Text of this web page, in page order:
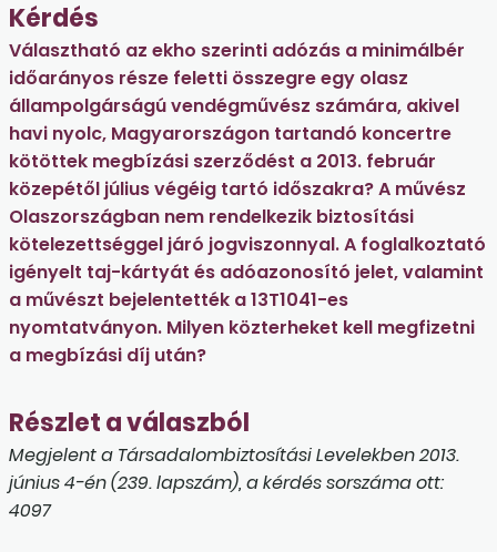
Kérdés
Választható az ekho szerinti adózás a minimálbér
időarányos része feletti összegre egy olasz
állampolgárságú vendégművész számára, akivel
havi nyolc, Magyarországon tartandó koncertre
kötöttek megbízási szerződést a 2013. február
közepétől július végéig tartó időszakra? A művész
Olaszországban nem rendelkezik biztosítási
kötelezettséggel járó jogviszonnyal. A foglalkoztató
igényelt taj-kártyát és adóazonosító jelet, valamint
a művészt bejelentették a 13T1041-es
nyomtatványon. Milyen közterheket kell megfizetni
a megbízási díj után?
Részlet a válaszból
Megjelent a Társadalombiztosítási Levelekben 2013.
június 4-én (239. lapszám), a kérdés sorszáma ott:
4097